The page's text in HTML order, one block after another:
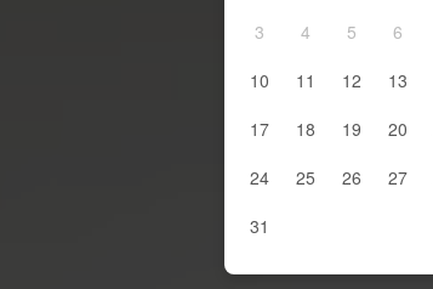
3
4 5 6
10
11 12 13
17
18 19 20
24
25 26 27
31